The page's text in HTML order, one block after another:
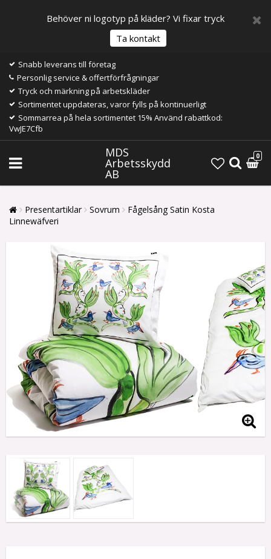
Behöver ni logotyp på kläder? Vi fixar tryck
Ta kontakt
Snabb leverans till företag
Personlig service & offertförfrågningar
Tryck och märkning på arbetskläder
Sortimentet uppdateras, varor fylls på kontinuerligt
Sommarrea på hela sortimentet 15% Använd rabattkod:
VwJE7Cfb
MDS
Arbetsskydd
AB
0
Presentartiklar Sovrum
Fågelsång Satin Kosta
Linnewäfveri